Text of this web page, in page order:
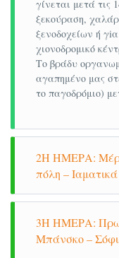
αίθριο είναι μια
και υπαίθριες
κήπου.
Ταξιδιωτικά
για τις
1. Απαραίτητα
είναι τα εν ισχύ
ταυτότητα ή
μπορείτε να
2. Για τους
συμβουλέψουμε
έγγραφα για τη
γίνεται μετά τις
ξεκούραση,
ξενοδοχείων ή
χιονοδρομικό
Το βράδυ
αγαπημένο μας
το παγοδρόμιο)
2Η ΗΜΕΡΑ:
πόλη –
Αφύπνιση,
απολαύσουμε το
σύγχρονο και
Βαλκανίων.
3Η ΗΜΕΡΑ:
Μπάνσκο –